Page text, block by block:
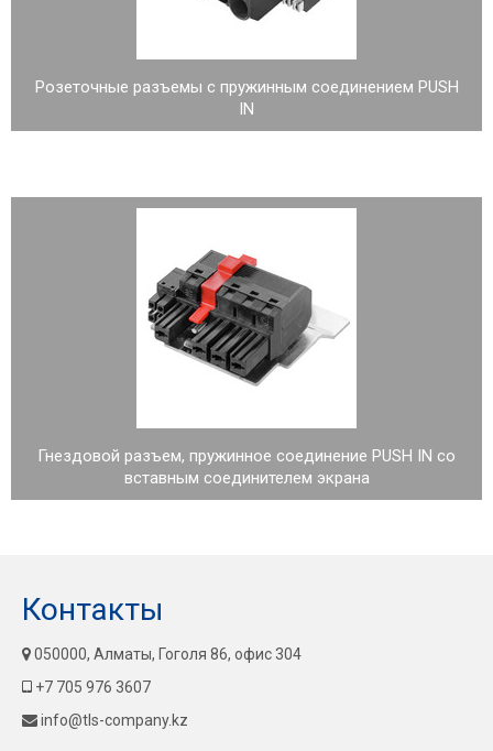
Розеточные разъемы с пружинным соединением PUSH
IN
Гнездовой разъем, пружинное соединение PUSH IN со
вставным соединителем экрана
Контакты
050000, Алматы, Гоголя 86, офис 304
+7 705 976 3607
info@tls-company.kz